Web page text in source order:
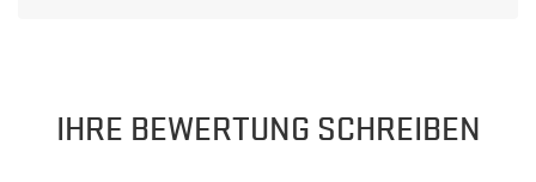
IHRE BEWERTUNG SCHREIBEN